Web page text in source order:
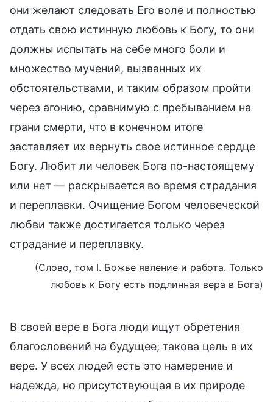
они желают следовать Его воле и полностью
отдать свою истинную любовь к Богу, то они
должны испытать на себе много боли и
множество мучений, вызванных их
обстоятельствами, и таким образом пройти
через агонию, сравнимую с пребыванием на
грани смерти, что в конечном итоге
заставляет их вернуть свое истинное сердце
Богу. Любит ли человек Бога по-настоящему
или нет — раскрывается во время страдания
и переплавки. Очищение Богом человеческой
любви также достигается только через
страдание и переплавку.
(Слово, том I. Божье явление и работа. Только
любовь к Богу есть подлинная вера в Бога)
В своей вере в Бога люди ищут обретения
благословений на будущее; такова цель в их
вере. У всех людей есть это намерение и
надежда, но присутствующая в их природе